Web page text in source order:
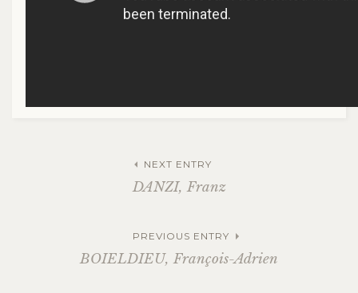
NEXT ENTRY
DANZI, Franz
PREVIOUS ENTRY
BOIELDIEU, François-Adrien